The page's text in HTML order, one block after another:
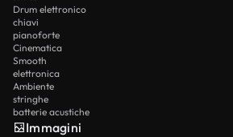
Drum elettronico
chiavi
pianoforte
Cinematica
Smooth
elettronica
Ambiente
stringhe
batterie acustiche
Immagini